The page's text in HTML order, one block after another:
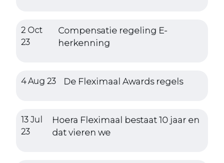
2 Oct
23
Compensatie regeling E-
herkenning
4 Aug 23 De Fleximaal Awards regels
13 Jul
23
Hoera Fleximaal bestaat 10 jaar en
dat vieren we